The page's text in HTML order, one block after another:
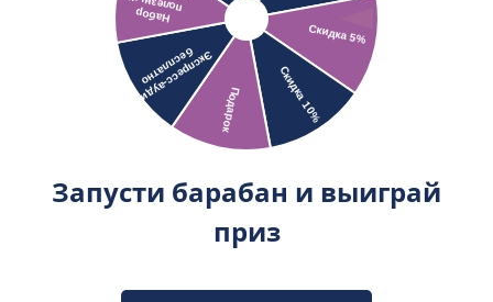
Запусти барабан и выиграй
приз